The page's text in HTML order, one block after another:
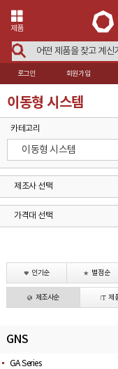
제품
로그인 회원가입
이동형 시스템
카테고리
이동형 시스템
제조사 선택
가격대 선택
인기순 별점순
제조사순 제
GNS
GA Series